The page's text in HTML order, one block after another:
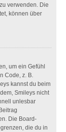
verwenden. Die
können über
um ein Gefühl
Code, z. B.
kannst du beim
Smileys nicht
unlesbar
Die Board-
die du in